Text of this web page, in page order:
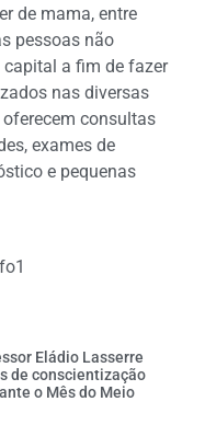
de mama, entre
pessoas não
capital a fim de fazer
nas diversas
consultas
exames de
e pequenas
Eládio Lasserre
de conscientização
o Mês do Meio